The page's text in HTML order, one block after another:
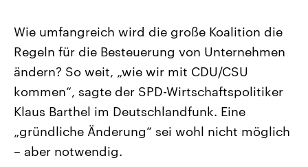
Landtagswahl Sachsen-Anhalt
2026
Alle Informationen
Sachsen-Anhalt wählt am 6.
September 2026 einen neuen
Landtag. Seit 2021 wird das
Bundesland von einer Koalition aus
USA
Aktuelle Beiträge,
Hintergründe
Wirtschaftlich und
gehören die Vereinigten
den mächtigsten Ländern
Wie umfangreich wird die große Koalition die
Regeln für die Besteuerung von Unternehmen
ändern? So weit, „wie wir mit CDU/CSU
kommen“, sagte der SPD-Wirtschaftspolitiker
Klaus Barthel im Deutschlandfunk. Eine
„gründliche Änderung“ sei wohl nicht möglich
– aber notwendig.